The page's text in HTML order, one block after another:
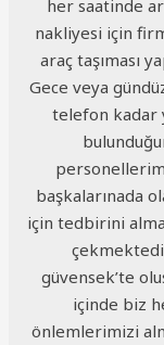
her saatinde
nakliyesi için
araç taşıması
Gece veya
telefon kadar
başkalarınada
için tedbirini
güvensek’te
içinde biz
önlemlerimizi